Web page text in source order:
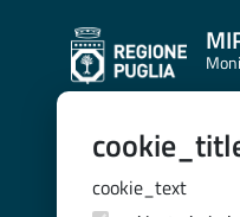
cookie_text
CONTATTI E
SEZIONE
VIA G. GENTILE